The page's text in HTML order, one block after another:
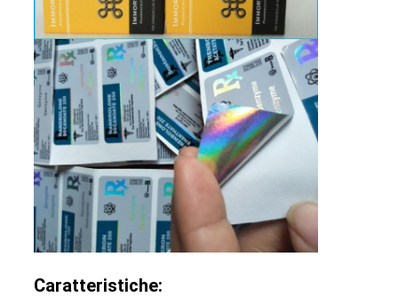
Caratteristiche: